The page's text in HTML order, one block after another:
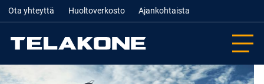
Ota yhteyttä Huoltoverkosto Ajankohtaista